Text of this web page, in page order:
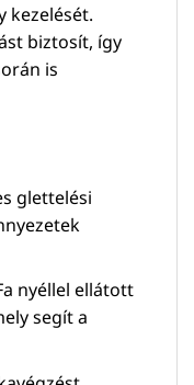
kezelését.
biztosít, így
is
glettelési
nyéllel ellátott
segít a